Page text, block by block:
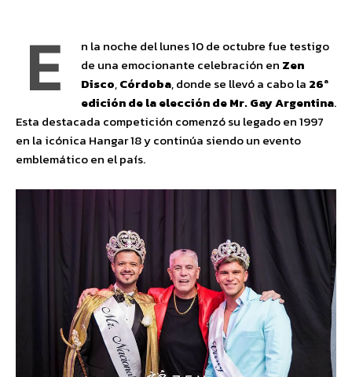
E
n la noche del lunes 10 de octubre fue testigo
de una emocionante celebración en Zen
Disco,Córdoba, donde se llevó a cabo la 26ª
edición de la elección de Mr. Gay Argentina.
Esta destacada competición comenzó su legado en 1997
en la icónica Hangar 18 y continúa siendo un evento
emblemático en el país.